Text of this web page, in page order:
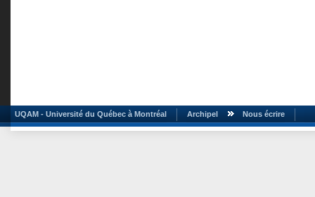
UQAM - Université du Québec à Montréal Archipel Nous écrire